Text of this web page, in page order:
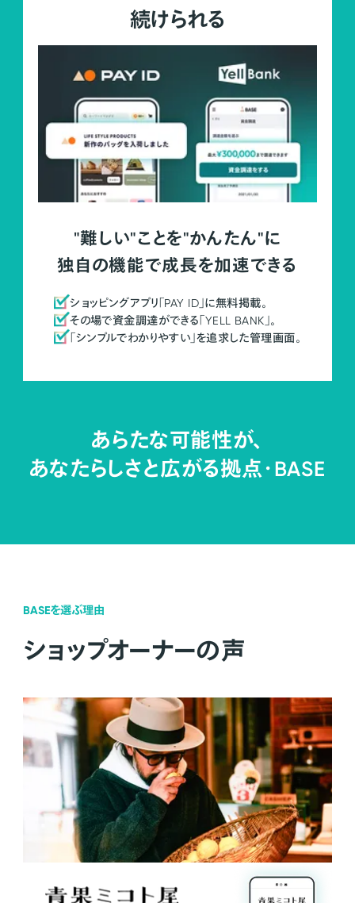
続けられる
"難しい"ことを"かんたん"に
独自の機能で成長を加速できる
ショッピングアプリ「PAY ID」に無料掲載。
その場で資金調達ができる「YELL BANK」。
「シンプルでわかりやすい」を追求した管理画面。
あらたな可能性が、
あなたらしさと広がる拠点・BASE
BASEを選ぶ理由
ショップオーナーの声